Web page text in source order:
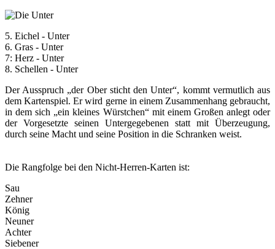
5. Eichel - Unter
6. Gras - Unter
7: Herz - Unter
8. Schellen - Unter
Der Ausspruch „der Ober sticht den Unter“, kommt vermutlich aus
dem Kartenspiel. Er wird gerne in einem Zusammenhang gebraucht,
in dem sich „ein kleines Würstchen“ mit einem Großen anlegt oder
der Vorgesetzte seinen Untergegebenen statt mit Überzeugung,
durch seine Macht und seine Position in die Schranken weist.
Die Rangfolge bei den Nicht-Herren-Karten ist:
Sau
Zehner
König
Neuner
Achter
Siebener